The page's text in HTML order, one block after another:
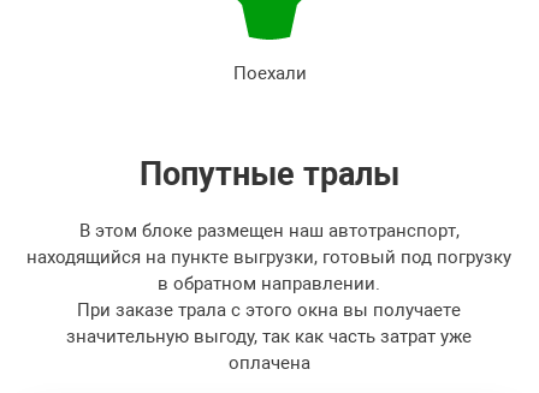
Поехали
Попутные тралы
В этом блоке размещен наш автотранспорт,
находящийся на пункте выгрузки, готовый под погрузку
в обратном направлении.
При заказе трала с этого окна вы получаете
значительную выгоду, так как часть затрат уже
оплачена